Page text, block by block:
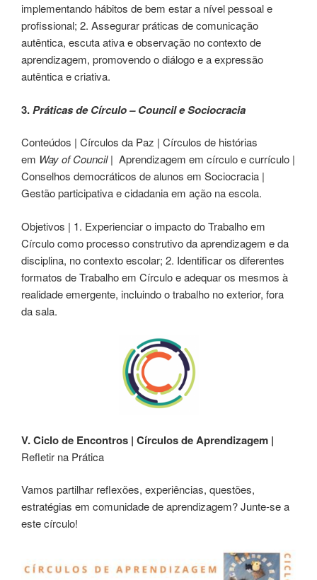
implementando hábitos de bem estar a nível pessoal e
profissional; 2. Assegurar práticas de comunicação
autêntica, escuta ativa e observação no contexto de
aprendizagem, promovendo o diálogo e a expressão
autêntica e criativa.
3.Práticas de Círculo –Councile Sociocracia
Conteúdos | Círculos da Paz | Círculos de histórias
em Way of Council| Aprendizagem em círculo e currículo |
Conselhos democráticos de alunos em Sociocracia |
Gestão participativa e cidadania em ação na escola.
Objetivos | 1. Experienciar o impacto do Trabalho em
Círculo como processo construtivo da aprendizagem e da
disciplina, no contexto escolar; 2. Identificar os diferentes
formatos de Trabalho em Círculo e adequar os mesmos à
realidade emergente, incluindo o trabalho no exterior, fora
da sala.
V. Ciclo de Encontros | Círculos de Aprendizagem |
Refletir na Prática
Vamos partilhar reflexões, experiências, questões,
estratégias em comunidade de aprendizagem? Junte-se a
este círculo!